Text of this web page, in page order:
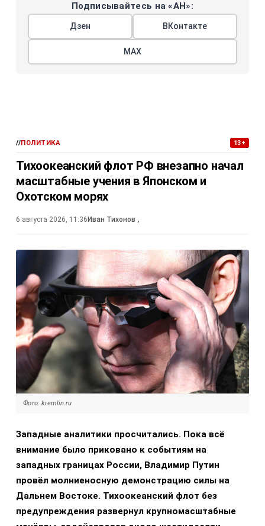
Подписывайтесь на «АН»:
Дзен ВКонтакте
МАХ
//ПОЛИТИКА 13+
Тихоокеанский флот РФ внезапно начал
масштабные учения в Японском и
Охотском морях
6 августа 2026, 11:36 Иван Тихонов ,
Фото: kremlin.ru
Западные аналитики просчитались. Пока всё
внимание было приковано к событиям на
западных границах России, Владимир Путин
провёл молниеносную демонстрацию силы на
Дальнем Востоке. Тихоокеанский флот без
предупреждения развернул крупномасштабные